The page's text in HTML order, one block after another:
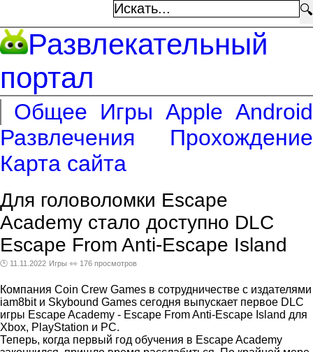
🔍
Развлекательный
портал
Общее Игры Apple Android
Развлечения
Прохождение
Карта сайта
Для головоломки Escape
Academy стало доступно DLC
Escape From Anti-Escape Island
🕑 11.11.2022 Игры 👀 176 просмотров
Компания Coin Crew Games в сотрудничестве с издателями
iam8bit и Skybound Games сегодня выпускает первое DLC
игры Escape Academy - Escape From Anti-Escape Island для
Xbox, PlayStation и PC.
Теперь, когда первый год обучения в Escape Academy